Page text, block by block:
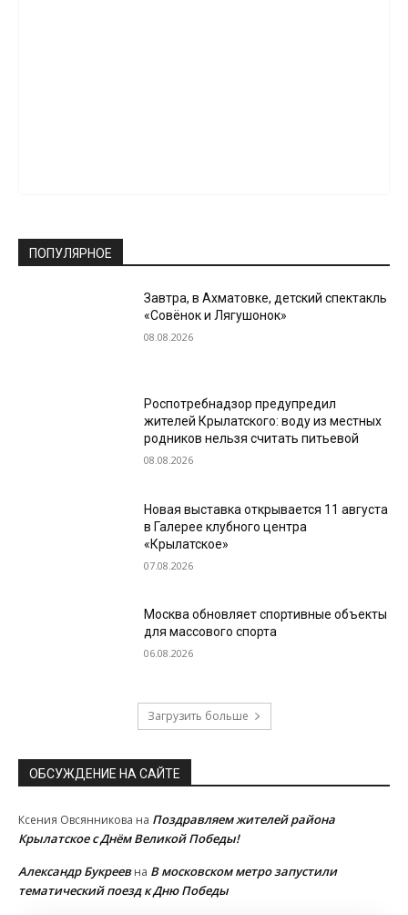
ПОПУЛЯРНОЕ
Завтра, в Ахматовке, детский спектакль
«Совёнок и Лягушонок»
08.08.2026
Роспотребнадзор предупредил
жителей Крылатского: воду из местных
родников нельзя считать питьевой
08.08.2026
Новая выставка открывается 11 августа
в Галерее клубного центра
«Крылатское»
07.08.2026
Москва обновляет спортивные объекты
для массового спорта
06.08.2026
Загрузить больше
ОБСУЖДЕНИЕ НА САЙТЕ
Ксения Овсянникова на Поздравляем жителей района
Крылатское с Днём Великой Победы!
Александр Букреевна В московском метро запустили
тематический поезд к Дню Победы